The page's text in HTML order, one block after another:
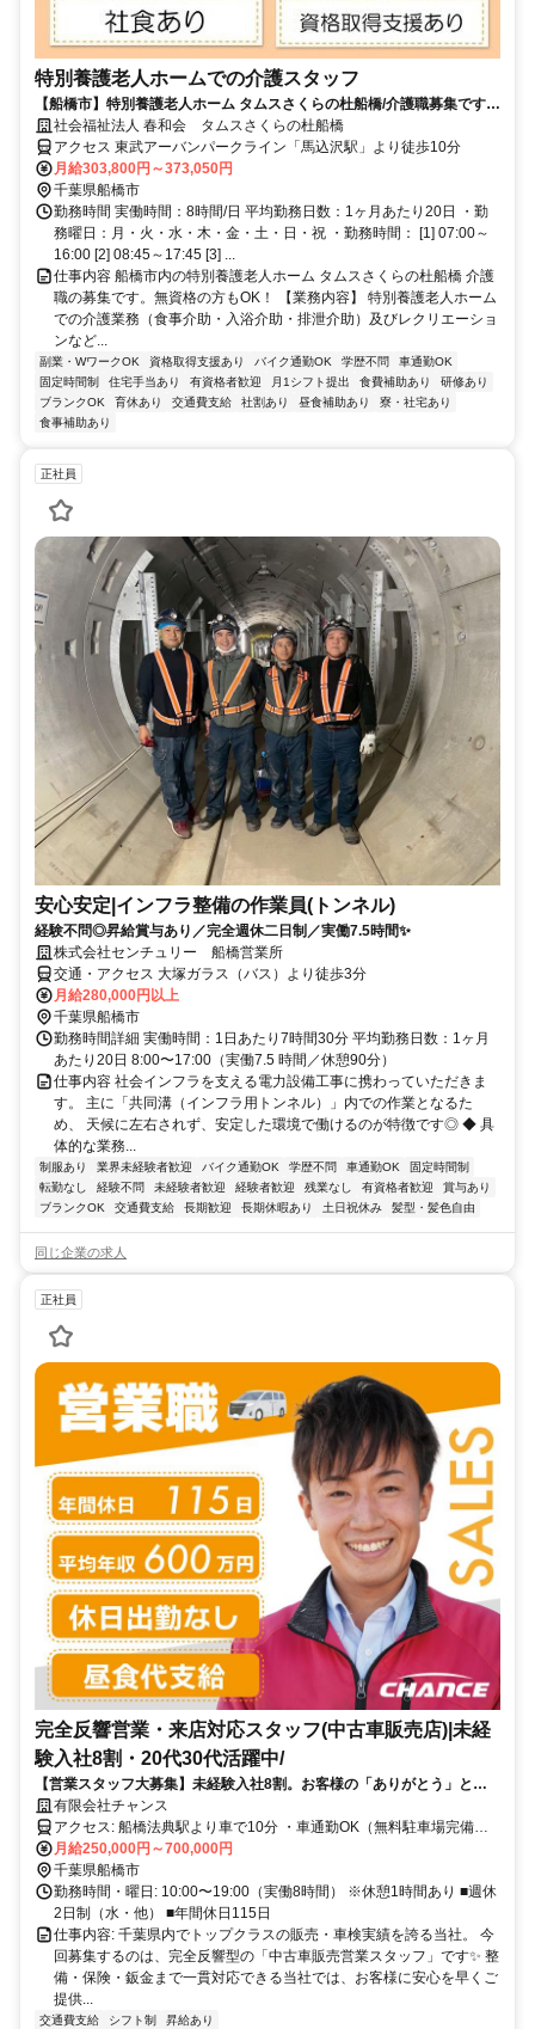
特別養護老人ホームでの介護スタッフ
【船橋市】特別養護老人ホーム タムスさくらの杜船橋/介護職募集です。
＜無資格の方もOK！＞
社会福祉法人 春和会 タムスさくらの杜船橋
アクセス 東武アーバンパークライン「馬込沢駅」より徒歩10分
月給303,800円～373,050円
千葉県船橋市
勤務時間 実働時間：8時間/日 平均勤務日数：1ヶ月あたり20日 ・勤
務曜日：月・火・水・木・金・土・日・祝 ・勤務時間： [1] 07:00～
16:00 [2] 08:45～17:45 [3] ...
仕事内容 船橋市内の特別養護老人ホーム タムスさくらの杜船橋 介護
職の募集です。無資格の方もOK！ 【業務内容】 特別養護老人ホーム
での介護業務（食事介助・入浴介助・排泄介助）及びレクリエーショ
ンなど...
副業・WワークOK 資格取得支援あり バイク通勤OK 学歴不問
車通勤OK
固定時間制
住宅手当あり 有資格者歓迎 月1シフト提出 食費補助あり
研修あり
ブランクOK
育休あり 交通費支給 社割あり 昼食補助あり
寮・社宅あり
食事補助あり
正社員
安心安定|インフラ整備の作業員(トンネル)
経験不問◎昇給賞与あり／完全週休二日制／実働7.5時間✨
株式会社センチュリー 船橋営業所
交通・アクセス 大塚ガラス（バス）より徒歩3分
月給280,000円以上
千葉県船橋市
勤務時間詳細 実働時間：1日あたり7時間30分 平均勤務日数：1ヶ月
あたり20日 8:00〜17:00（実働7.5 時間／休憩90分）
仕事内容 社会インフラを支える電力設備工事に携わっていただきま
す。 主に「共同溝（インフラ用トンネル）」内での作業となるた
め、 天候に左右されず、安定した環境で働けるのが特徴です◎ ◆ 具
体的な業務...
制服あり 業界未経験者歓迎 バイク通勤OK 学歴不問 車通勤OK
固定時間制
転勤なし
経験不問 未経験者歓迎 経験者歓迎 残業なし 有資格者歓迎
賞与あり
ブランクOK
交通費支給 長期歓迎 長期休暇あり 土日祝休み 髪型・髪色自由
同じ企業の求人
正社員
完全反響営業・来店対応スタッフ(中古車販売店)|未経
験入社8割・20代30代活躍中/
【営業スタッフ大募集】未経験入社8割。お客様の「ありがとう」と収
入アップを実現できる仕事です！
有限会社チャンス
アクセス: 船橋法典駅より車で10分 ・車通勤OK（無料駐車場完備／
マイカー通勤の方が多い職場です） ・交通費規定内支給
月給250,000円～700,000円
千葉県船橋市
勤務時間・曜日: 10:00〜19:00（実働8時間） ※休憩1時間あり ■週休
2日制（水・他） ■年間休日115日
仕事内容: 千葉県内でトップクラスの販売・車検実績を誇る当社。 今
回募集するのは、完全反響型の「中古車販売営業スタッフ」です✨ 整
備・保険・鈑金まで一貫対応できる当社では、お客様に安心を早くご
提供...
交通費支給 シフト制 昇給あり